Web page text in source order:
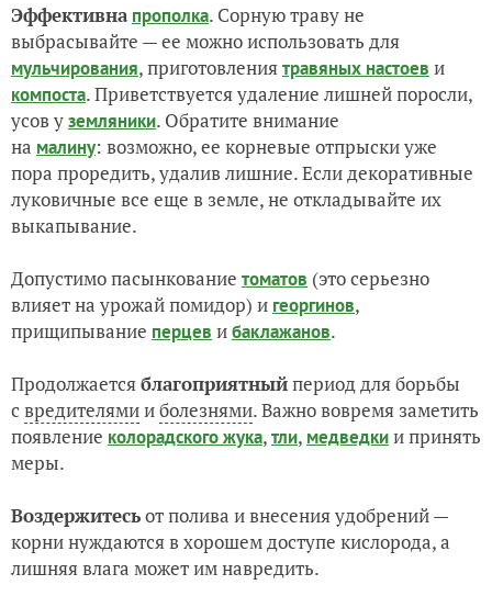
Эффективна прополка. Сорную траву не
выбрасывайте — ее можно использовать для
мульчирования, приготовлениятравяных настоев и
компоста. Приветствуется удаление лишней поросли,
усов уземляники. Обратите внимание
на малину: возможно, ее корневые отпрыски уже
пора проредить, удалив лишние. Если декоративные
луковичные все еще в земле, не откладывайте их
выкапывание.
Допустимо пасынкование томатов (это серьезно
влияет на урожай помидор) и георгинов,
прищипывание перцев ибаклажанов.
Продолжаетсяблагоприятныйпериод для борьбы
с вредителямииболезнями. Важно вовремя заметить
появление колорадского жука,тли, медведкии принять
меры.
Воздержитесьот полива и внесения удобрений —
корни нуждаются в хорошем доступе кислорода, а
лишняя влага может им навредить.